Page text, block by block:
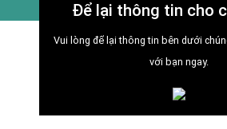
Để lại thông tin cho
Vui lòng để lại thông tin bên dưới
với bạn ngay.